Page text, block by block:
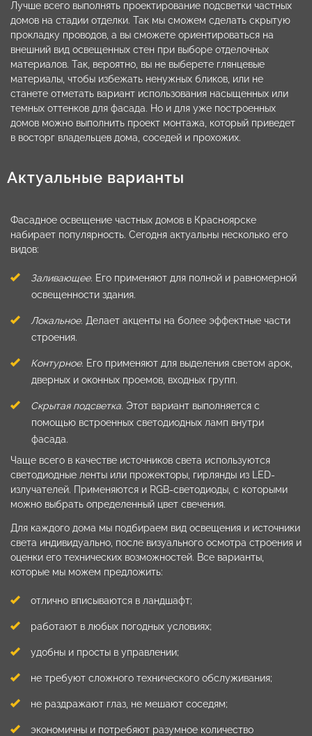
Лучше всего выполнять проектирование подсветки частных
домов на стадии отделки. Так мы сможем сделать скрытую
прокладку проводов, а вы сможете ориентироваться на
внешний вид освещенных стен при выборе отделочных
материалов. Так, вероятно, вы не выберете глянцевые
материалы, чтобы избежать ненужных бликов, или не
станете отметать вариант использования насыщенных или
темных оттенков для фасада. Но и для уже построенных
домов можно выполнить проект монтажа, который приведет
в восторг владельцев дома, соседей и прохожих.
Актуальные варианты
Фасадное освещение частных домов в Красноярске
набирает популярность. Сегодня актуальны несколько его
видов:
Заливающее. Его применяют для полной и равномерной
освещенности здания.
Локальное. Делает акценты на более эффектные части
строения.
Контурное. Его применяют для выделения светом арок,
дверных и оконных проемов, входных групп.
Скрытая подсветка. Этот вариант выполняется с
помощью встроенных светодиодных ламп внутри
фасада.
Чаще всего в качестве источников света используются
светодиодные ленты или прожекторы, гирлянды из LED-
излучателей. Применяются и RGB-светодиоды, с которыми
можно выбрать определенный цвет свечения.
Для каждого дома мы подбираем вид освещения и источники
света индивидуально, после визуального осмотра строения и
оценки его технических возможностей. Все варианты,
которые мы можем предложить:
отлично вписываются в ландшафт;
работают в любых погодных условиях;
удобны и просты в управлении;
не требуют сложного технического обслуживания;
не раздражают глаз, не мешают соседям;
экономичны и потребяют разумное количество